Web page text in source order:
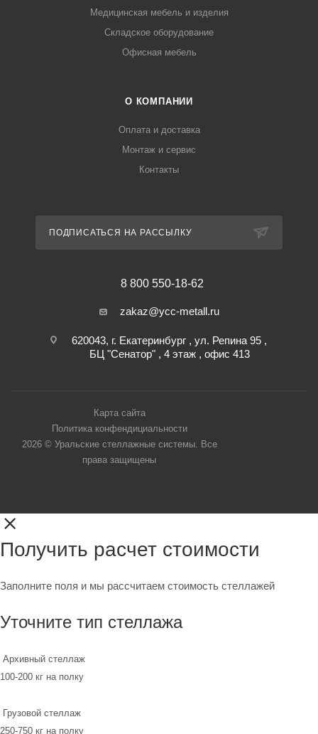
Медицинская мебель и изделия
Складское оборудование
Офисная мебель
О КОМПАНИИ
Оплата и доставка
Монтаж и сервис
Контакты
ПОДПИСАТЬСЯ НА РАССЫЛКУ
8 800 550-18-62
zakaz@ycc-metall.ru
620043, г. Екатеринбург , ул. Репина 95 ,
БЦ "Сенатор" , 4 этаж , офис 413
Карта сайта
Политика конфендициальности
2026 © Уральские стеллажные системы. Все
права защищены
Получить расчет стоимости
Заполните поля и мы рассчитаем стоимость стеллажей
Уточните тип стеллажа
Архивный стеллаж
100-200 кг на полку
Грузовой стеллаж
250-750 кг на полку